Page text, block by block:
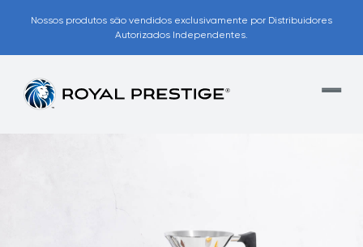
Nossos produtos são vendidos exclusivamente por Distribuidores
Autorizados Independentes.